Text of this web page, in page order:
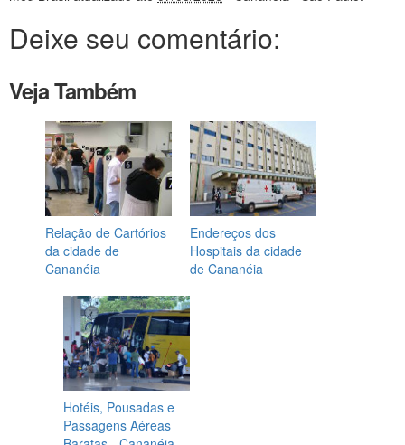
Deixe seu comentário:
Veja Também
Relação de Cartórios
da cidade de
Cananéia
Endereços dos
Hospitais da cidade
de Cananéia
Hotéis, Pousadas e
Passagens Aéreas